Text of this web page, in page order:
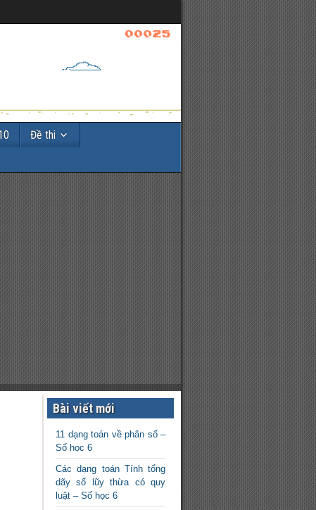
Đề thi
Bài viết mới
11 dạng toán về phân số –
Số học 6
Các dạng toán Tính tổng
dãy số lũy thừa có quy
luật – Số học 6